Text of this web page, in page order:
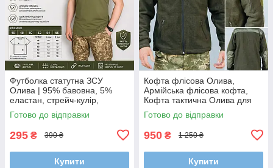
Футболка статутна ЗСУ
Олива | 95% бавовна, 5%
еластан, стрейч-кулір,
розміри 46–56
Готово до відправки
295 ₴ 390 ₴
Купити
Кофта флісова Олива,
Армійська флісова кофта,
Кофта тактична Олива для
ЗСУ/НГУ
Готово до відправки
950 ₴ 1 250 ₴
Купити